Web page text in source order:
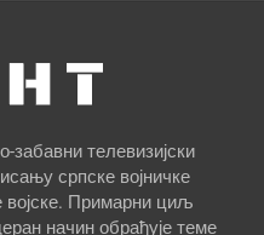
забавни телевизијски
српске војничке
војске. Примарни циљ
начин обрађује теме